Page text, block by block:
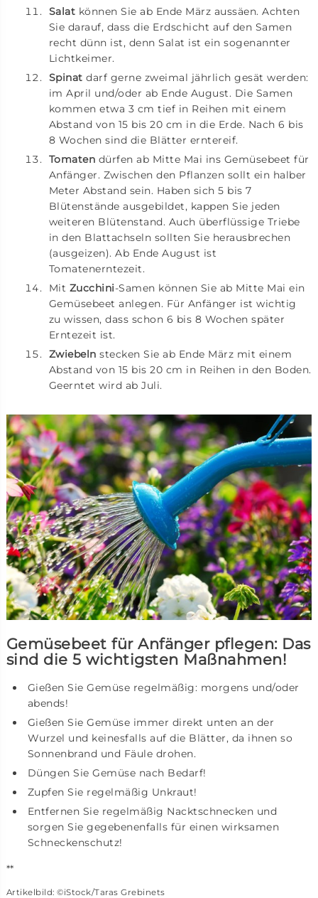
Salat können Sie ab Ende März aussäen. Achten
Sie darauf, dass die Erdschicht auf den Samen
recht dünn ist, denn Salat ist ein sogenannter
Lichtkeimer.
Spinat darf gerne zweimal jährlich gesät werden:
im April und/oder ab Ende August. Die Samen
kommen etwa 3 cm tief in Reihen mit einem
Abstand von 15 bis 20 cm in die Erde. Nach 6 bis
8 Wochen sind die Blätter erntereif.
Tomaten dürfen ab Mitte Mai ins Gemüsebeet für
Anfänger. Zwischen den Pflanzen sollt ein halber
Meter Abstand sein. Haben sich 5 bis 7
Blütenstände ausgebildet, kappen Sie jeden
weiteren Blütenstand. Auch überflüssige Triebe
in den Blattachseln sollten Sie herausbrechen
(ausgeizen). Ab Ende August ist
Tomatenerntezeit.
Mit Zucchini-Samen können Sie ab Mitte Mai ein
Gemüsebeet anlegen. Für Anfänger ist wichtig
zu wissen, dass schon 6 bis 8 Wochen später
Erntezeit ist.
Zwiebeln stecken Sie ab Ende März mit einem
Abstand von 15 bis 20 cm in Reihen in den Boden.
Geerntet wird ab Juli.
Gemüsebeet für Anfänger pflegen: Das
sind die 5 wichtigsten Maßnahmen!
Gießen Sie Gemüse regelmäßig: morgens und/oder
abends!
Gießen Sie Gemüse immer direkt unten an der
Wurzel und keinesfalls auf die Blätter, da ihnen so
Sonnenbrand und Fäule drohen.
Düngen Sie Gemüse nach Bedarf!
Zupfen Sie regelmäßig Unkraut!
Entfernen Sie regelmäßig Nacktschnecken und
sorgen Sie gegebenenfalls für einen wirksamen
Schneckenschutz!
**
Artikelbild:©iStock/Taras Grebinets